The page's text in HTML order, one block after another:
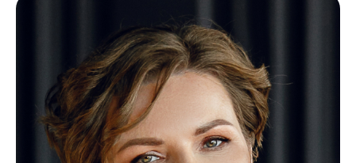
от Школы Карьерного